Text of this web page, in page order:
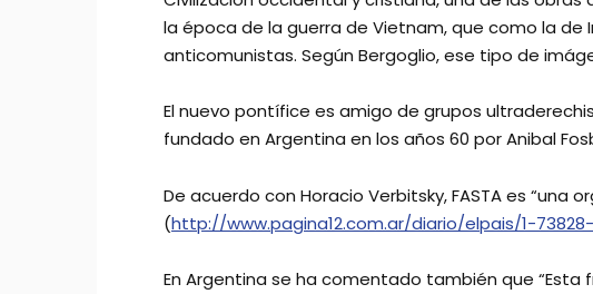
la época de la guerra de Vietnam, que como la
anticomunistas. Según Bergoglio, ese tipo de
El nuevo pontífice es amigo de grupos
fundado en Argentina en los años 60 por Anibal
De acuerdo con Horacio Verbitsky, FASTA es “una
(http://www.pagina12.com.ar/diario/elpais/1-
En Argentina se ha comentado también que